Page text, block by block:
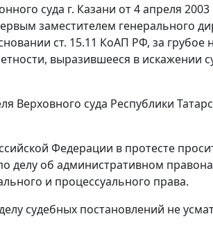
суда г. Казани от 4 апреля
заместителем генерального
ст. 15.11 КоАП РФ, за грубое
выразившееся в
Верховного суда Республики
Федерации в протесте
делу об административном
и процессуального права.
судебных постановлений не